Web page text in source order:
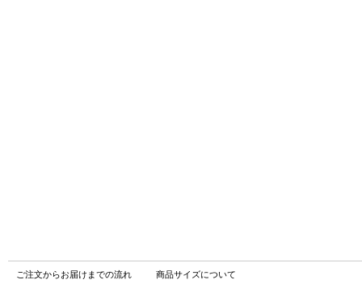
ご注文からお届けまでの流れ
商品サイズについて